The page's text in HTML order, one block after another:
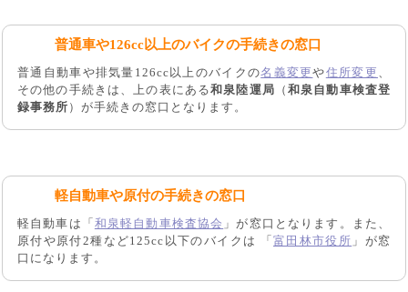
普通車や126cc以上のバイクの手続きの窓口
普通自動車や排気量126cc以上のバイクの名義変更や住所変更 、
その他の手続きは、上の表にある和泉陸運局 （ 和泉自動車検査登
録事務所 ）が手続きの窓口となります。
軽自動車や原付の手続きの窓口
軽自動車は「 和泉軽自動車検査協会 」が窓口となります。また、
原付や原付2種など125cc以下のバイクは 「富田林市役所 」が窓
口になります。